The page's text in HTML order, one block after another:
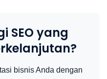
SEO yang
bisnis Anda dengan